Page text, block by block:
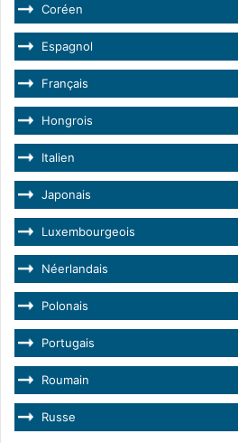
Coréen
Espagnol
Français
Hongrois
Italien
Japonais
Luxembourgeois
Néerlandais
Polonais
Portugais
Roumain
Russe